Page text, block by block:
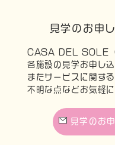
見学のお申
CASA DEL SOLE（
各施設の見学お申し
またサービスに関す
不明な点などお気軽
見学のお